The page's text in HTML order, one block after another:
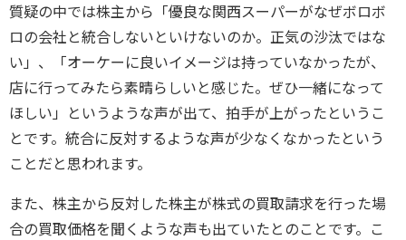
質疑の中では株主から「優良な関西スーパーがなぜボロボ
ロの会社と統合しないといけないのか。正気の沙汰ではな
い」、「オーケーに良いイメージは持っていなかったが、
店に行ってみたら素晴らしいと感じた。ぜひ一緒になって
ほしい」というような声が出て、拍手が上がったというこ
とです。統合に反対するような声が少なくなかったという
ことだと思われます。
また、株主から反対した株主が株式の買取請求を行った場
合の買取価格を聞くような声も出ていたとのことです。こ